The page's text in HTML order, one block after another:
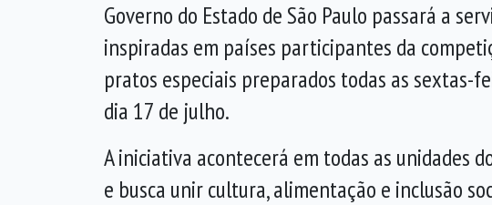
Governo do Estado de São Paulo passará a
inspiradas em países participantes da
pratos especiais preparados todas as sextas-
dia 17 de julho.
A iniciativa acontecerá em todas as unidades
e busca unir cultura, alimentação e inclusão